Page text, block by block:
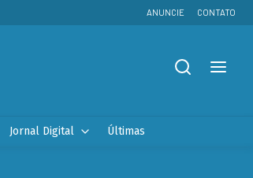
ANUNCIE CONTATO
Jornal Digital Últimas